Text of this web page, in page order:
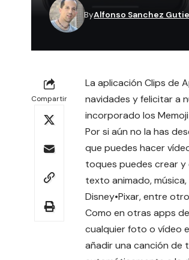
ByAlfonso Sanchez
Compartir
La aplicación Clips de
navidades y felicitar a
incorporado los
Por si aún no la has
que puedes hacer
toques puedes crear
texto animado,
Disney•Pixar, entre
Como en otras apps
cualquier foto o vídeo
añadir una canción de